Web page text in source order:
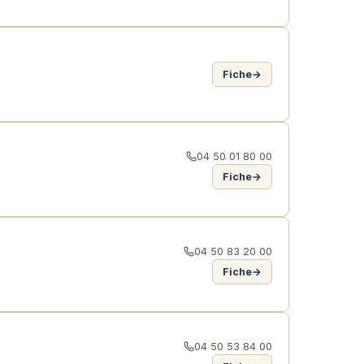
Fiche→
04 50 01 80 00
Fiche→
04 50 83 20 00
Fiche→
04 50 53 84 00